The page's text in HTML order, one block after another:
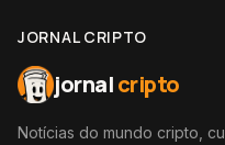
JORNAL CRIPTO
jornalcripto
Notícias do mundo cripto,